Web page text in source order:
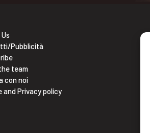
Pubblicità
team
con noi
and Privacy policy